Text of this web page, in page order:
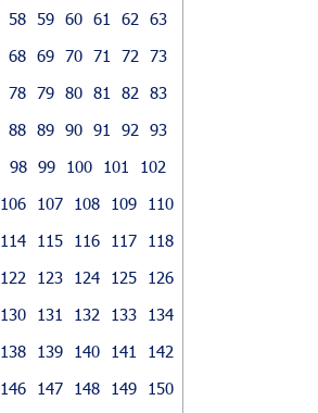
58 59 60 61 62
63
68 69 70 71 72
73
78 79 80 81 82
83
88 89 90 91 92
93
98 99 100 101
102
106 107 108 109
110
114 115 116 117
118
122 123 124 125
126
130 131 132 133
134
138 139 140 141
142
146 147 148 149
150